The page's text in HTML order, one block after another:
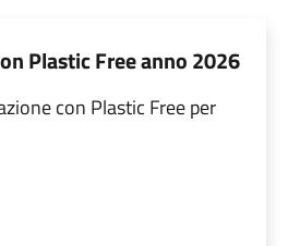
Plastic Free anno 2026
con Plastic Free per